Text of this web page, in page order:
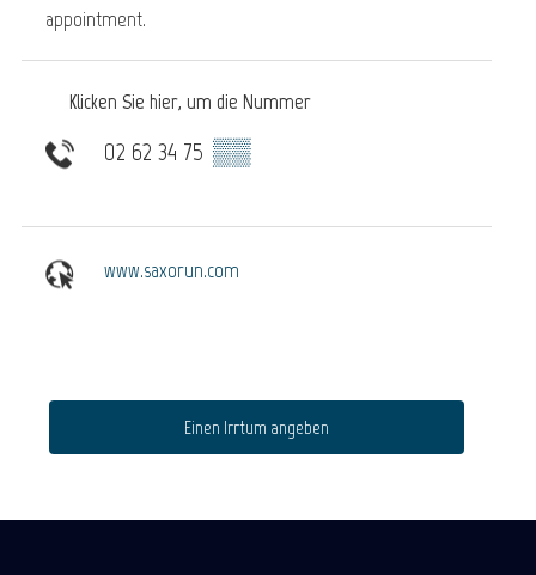
appointment.
Klicken Sie hier, um die Nummer
02 62 34 75 ▒▒
www.saxorun.com
Einen Irrtum angeben